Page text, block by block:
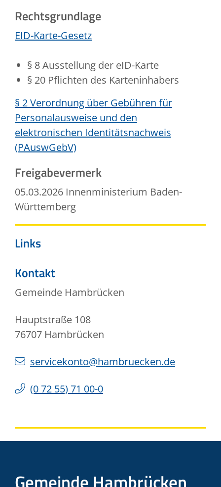
Rechtsgrundlage
EID-Karte-Gesetz
§ 8 Ausstellung der eID-Karte
§ 20 Pflichten des Karteninhabers
§ 2 Verordnung über Gebühren für
Personalausweise und den
elektronischen Identitätsnachweis
(PAuswGebV)
Freigabevermerk
05.03.2026 Innenministerium Baden-
Württemberg
Links
Kontakt
Gemeinde Hambrücken
Hauptstraße 108
76707 Hambrücken
servicekonto@hambruecken.de
(072 55) 71 00-0